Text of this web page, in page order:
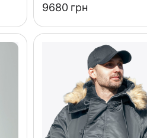
‍9680‍ грн